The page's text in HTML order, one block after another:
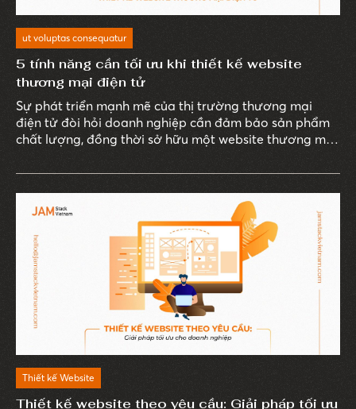
ut voluptas consequatur
5 tính năng cần tối ưu khi thiết kế website
thương mại điện tử
Sự phát triển mạnh mẽ của thị trường thương mại
điện tử đòi hỏi doanh nghiệp cần đảm bảo sản phẩm
chất lượng, đồng thời sở hữu một website thương mại
Thiết kế Website
Thiết kế website theo yêu cầu: Giải pháp tối ưu